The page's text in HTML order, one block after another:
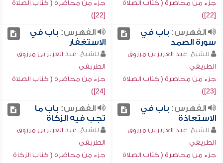
جزء من محاضرة ( كتاب الصلاة
[22])
جزء من محاضرة ( كتاب الصلاة
[22])
الفهرس: باب في
سورة الصمد
للشيخ: عبد العزيز بن مرزوق
الطريفي
جزء من محاضرة ( كتاب الصلاة
[23])
الفهرس: باب في
الاستغفار
للشيخ: عبد العزيز بن مرزوق
الطريفي
جزء من محاضرة ( كتاب الصلاة
[24])
الفهرس: باب في
الاستعاذة
للشيخ: عبد العزيز بن مرزوق
الطريفي
جزء من محاضرة ( كتاب الصلاة
الفهرس: باب ما
تجب فيه الزكاة
للشيخ: عبد العزيز بن مرزوق
الطريفي
جزء من محاضرة ( كتاب الزكاة